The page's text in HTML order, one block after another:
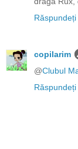
Răspundeți
copilarim
@Clubul
Răspundeți